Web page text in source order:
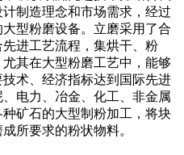
制造理念和市场需求，经过
型粉磨设备。立磨采用了合
进工艺流程，集烘干、粉
其在大型粉磨工艺中，能够
术、经济指标达到国际先进
电力、冶金、化工、非金属
矿石的大型制粉加工，将块
所要求的粉状物料。